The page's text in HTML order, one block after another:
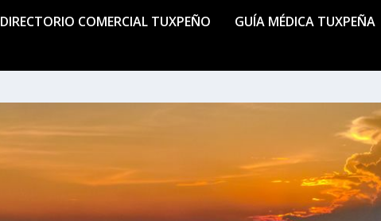
DIRECTORIO COMERCIAL TUXPEÑO GUÍA MÉDICA TUXPEÑA